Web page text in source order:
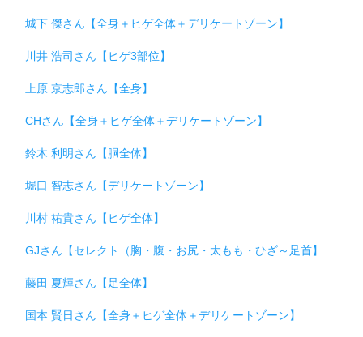
城下 傑さん【全身＋ヒゲ全体＋デリケートゾーン】
川井 浩司さん【ヒゲ3部位】
上原 京志郎さん【全身】
CHさん【全身＋ヒゲ全体＋デリケートゾーン】
鈴木 利明さん【胴全体】
堀口 智志さん【デリケートゾーン】
川村 祐貴さん【ヒゲ全体】
GJさん【セレクト（胸・腹・お尻・太もも・ひざ～足首】
藤田 夏輝さん【足全体】
国本 賢日さん【全身＋ヒゲ全体＋デリケートゾーン】